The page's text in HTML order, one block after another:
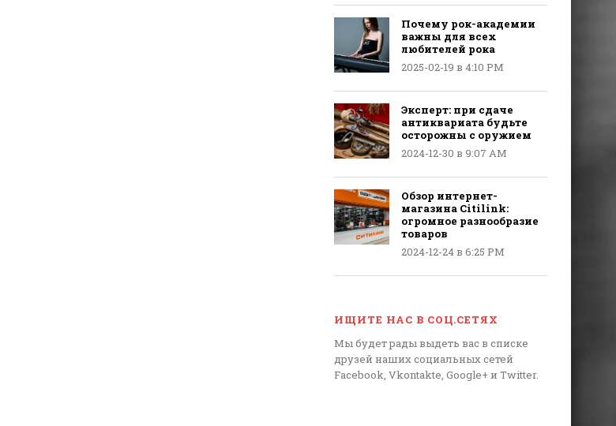
Почему рок-академии
важны для всех
любителей рока
2025-02-19 в 4:10 PM
Эксперт: при сдаче
антиквариата будьте
осторожны с оружием
2024-12-30 в 9:07 AM
Обзор интернет-
магазина Citilink:
огромное разнообразие
товаров
2024-12-24 в 6:25 PM
ИЩИТЕ НАС В СОЦ.СЕТЯХ
Мы будет рады выдеть вас в списке
друзей наших социальных сетей
Facebook, Vkontakte, Google+ и Twitter.